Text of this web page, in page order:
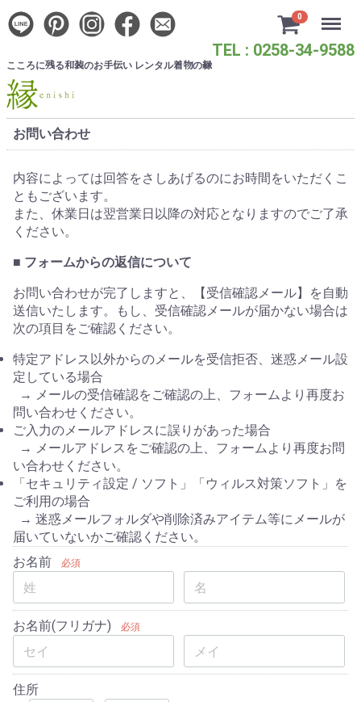
TEL : 0258-34-9588
こころに残る和装のお手伝い レンタル着物の縁
0 Menu
お問い合わせ
内容によっては回答をさしあげるのにお時間をいただくこ
ともございます。
また、休業日は翌営業日以降の対応となりますのでご了承
ください。
■ フォームからの返信について
お問い合わせが完了しますと、【受信確認メール】を自動
送信いたします。もし、受信確認メールが届かない場合は
次の項目をご確認ください。
特定アドレス以外からのメールを受信拒否、迷惑メール設
定している場合
→ メールの受信確認をご確認の上、フォームより再度お
問い合わせください。
ご入力のメールアドレスに誤りがあった場合
→ メールアドレスをご確認の上、フォームより再度お問
い合わせください。
「セキュリティ設定 / ソフト」「ウィルス対策ソフト」を
ご利用の場合
→ 迷惑メールフォルダや削除済みアイテム等にメールが
届いていないかご確認ください。
お名前
必須
お名前(フリガナ) 必須
住所